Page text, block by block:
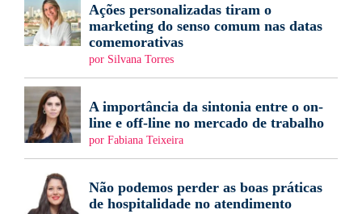
Ações personalizadas tiram o
marketing do senso comum nas datas
comemorativas
por Silvana Torres
A importância da sintonia entre o on-
line e off-line no mercado de trabalho
por Fabiana Teixeira
Não podemos perder as boas práticas
de hospitalidade no atendimento